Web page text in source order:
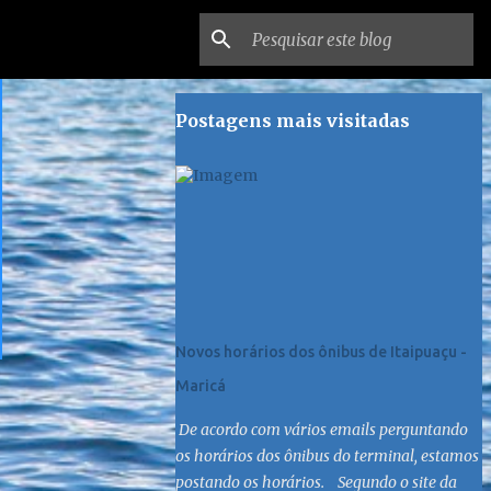
Postagens mais visitadas
Novos horários dos ônibus de Itaipuaçu -
Maricá
De acordo com vários emails perguntando
os horários dos ônibus do terminal, estamos
postando os horários. Segundo o site da